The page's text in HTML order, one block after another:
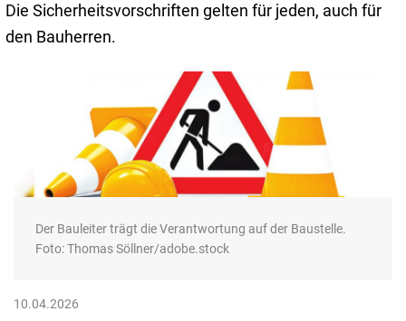
Die Sicherheitsvorschriften gelten für jeden, auch für
den Bauherren.
Der Bauleiter trägt die Verantwortung auf der Baustelle.
Foto: Thomas Söllner/adobe.stock
10.04.2026